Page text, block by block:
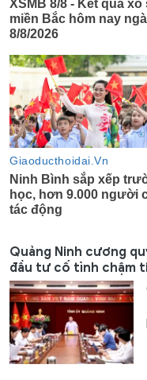
Quảng Ninh cương
đầu tư cố tình chậm